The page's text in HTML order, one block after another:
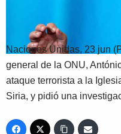
Naciones Unidas, 23 jun
general de la ONU,
ataque terrorista a la
Siria, y pidió una